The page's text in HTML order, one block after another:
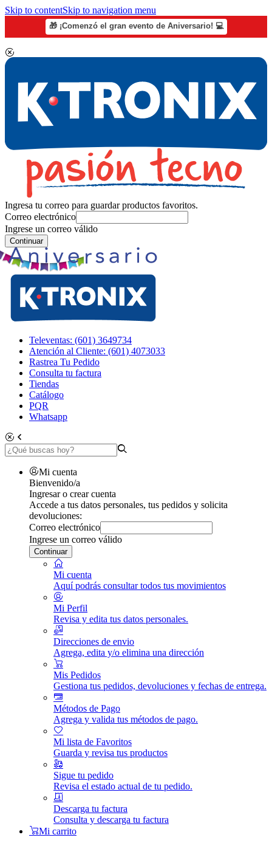
Skip to contentSkip to navigation menu
🎁 ¡Comenzó el gran evento de Aniversario! 💻
Ingresa tu correo para guardar productos favoritos.
Correo electrónico
Ingrese un correo válido
Continuar
Televentas: (601) 3649734
Atención al Cliente: (601) 4073033
Rastrea Tu Pedido
Consulta tu factura
Tiendas
Catálogo
PQR
Whatsapp
Mi cuenta
Bienvenido/a
Ingresar o crear cuenta
Accede a tus datos personales, tus pedidos y solicita
devoluciones:
Correo electrónico
Ingrese un correo válido
Continuar
Mi cuenta
Aquí podrás consultar todos tus movimientos
Mi Perfil
Revisa y edita tus datos personales.
Direcciones de envio
Agrega, edita y/o elimina una dirección
Mis Pedidos
Gestiona tus pedidos, devoluciones y fechas de entrega.
Métodos de Pago
Agrega y valida tus métodos de pago.
Mi lista de Favoritos
Guarda y revisa tus productos
Sigue tu pedido
Revisa el estado actual de tu pedido.
Descarga tu factura
Consulta y descarga tu factura
Mi carrito